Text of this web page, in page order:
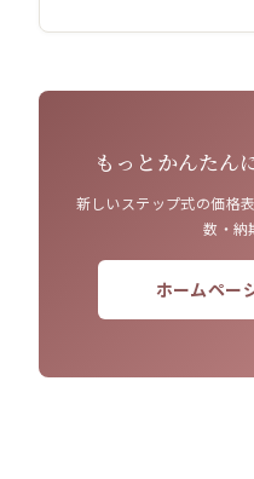
もっとかんたん
新しいステップ式の価格
数・納
ホームペー